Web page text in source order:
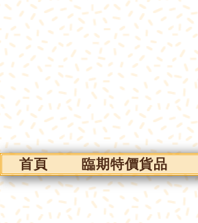
首頁 臨期特價貨品